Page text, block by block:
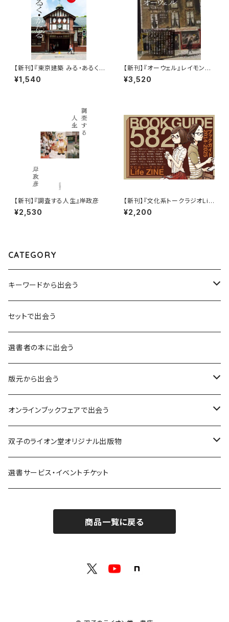
【新刊】『東京建築 みる・あるく・
かたる』
¥1,540
【新刊】『オーウェル』レイモンド・
ウィリアムズ
¥3,520
【新刊】『調査する人生』岸政彦
¥2,530
【新刊】『文化系トークラジオLif
e ZINE~ブックガイド582冊』
¥2,200
CATEGORY
キーワードから出会う
言葉：思考の種となるもの
異界：日常から離れた視点
意志：自ら進む力
解体：固定観念を壊す
熱源：情熱を呼び起こす
共鳴：他者や世界とつながる
記憶：過去と向き合う
余白：答えを出さない時間
セットで出会う
選書者の本に出会う
版元から出会う
荒蝦夷フェア
クオン
寿郎社
オンラインブックフェアで出会う
本屋発の文芸誌『しししし』フェア！！
韓国文学フェア！！
ZINE・同人誌フェア！！（2023年11月）
詩歌フェア！！（2023年10月）
双子のライオン堂オリジナル出版物
書籍
選書サービス・イベントチケット
商品一覧に戻る